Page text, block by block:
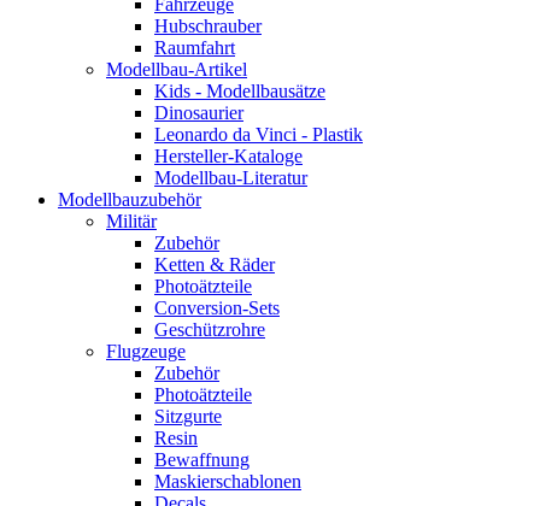
Fahrzeuge
Hubschrauber
Raumfahrt
Modellbau-Artikel
Kids - Modellbausätze
Dinosaurier
Leonardo da Vinci - Plastik
Hersteller-Kataloge
Modellbau-Literatur
Modellbauzubehör
Militär
Zubehör
Ketten & Räder
Photoätzteile
Conversion-Sets
Geschützrohre
Flugzeuge
Zubehör
Photoätzteile
Sitzgurte
Resin
Bewaffnung
Maskierschablonen